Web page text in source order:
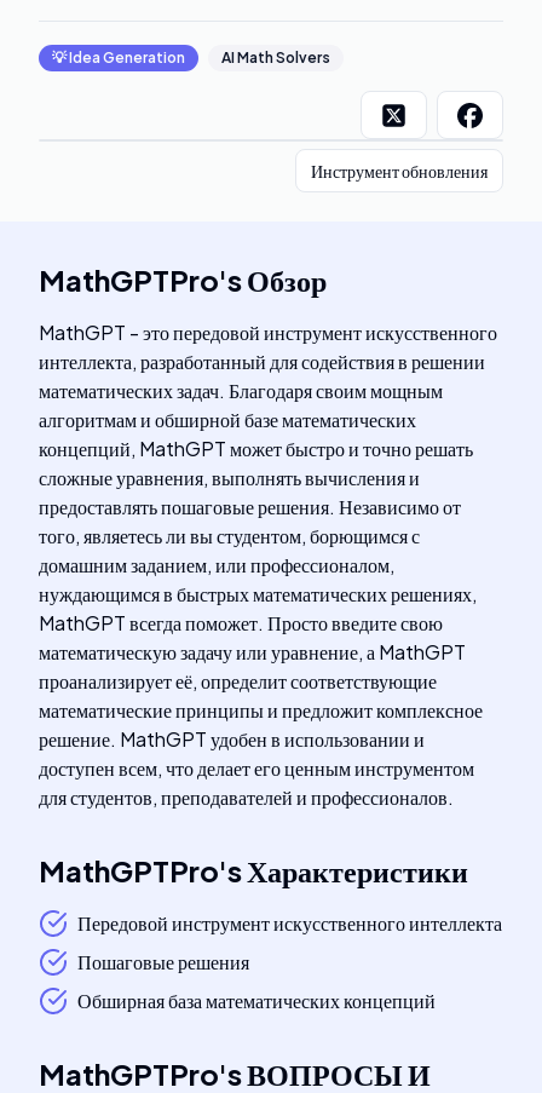
💡Idea Generation AI Math Solvers
Инструмент обновления
MathGPTPro'sОбзор
MathGPT - это передовой инструмент искусственного
интеллекта, разработанный для содействия в решении
математических задач. Благодаря своим мощным
алгоритмам и обширной базе математических
концепций, MathGPT может быстро и точно решать
сложные уравнения, выполнять вычисления и
предоставлять пошаговые решения. Независимо от
того, являетесь ли вы студентом, борющимся с
домашним заданием, или профессионалом,
нуждающимся в быстрых математических решениях,
MathGPT всегда поможет. Просто введите свою
математическую задачу или уравнение, а MathGPT
проанализирует её, определит соответствующие
математические принципы и предложит комплексное
решение. MathGPT удобен в использовании и
доступен всем, что делает его ценным инструментом
для студентов, преподавателей и профессионалов.
MathGPTPro'sХарактеристики
Передовой инструмент искусственного интеллекта
Пошаговые решения
Обширная база математических концепций
MathGPTPro'sВОПРОСЫ И